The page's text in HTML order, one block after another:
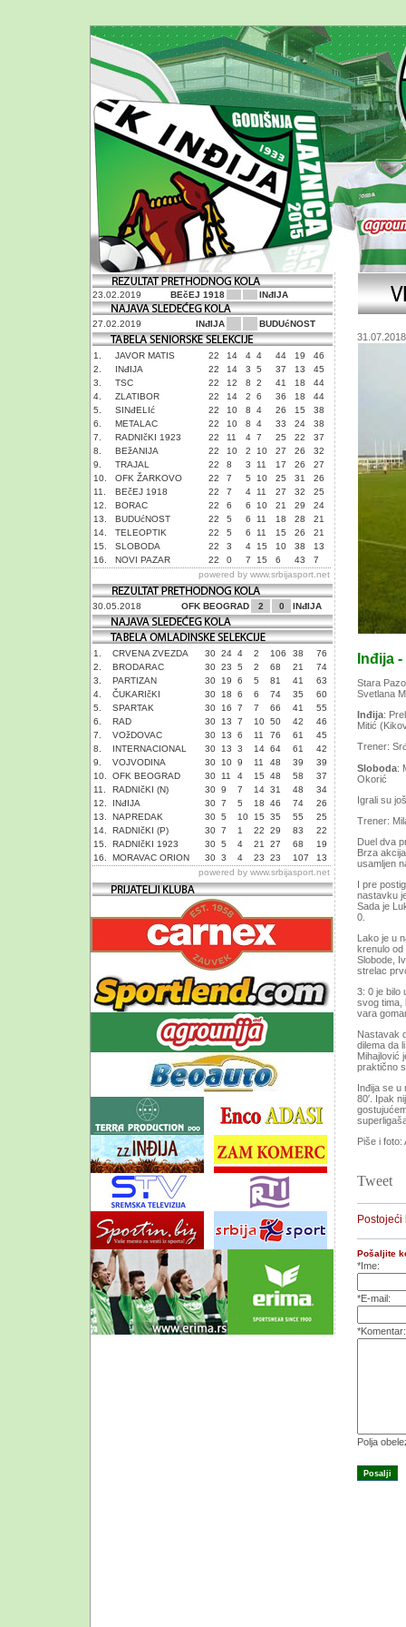
23.02.2019 BEčEJ 1918 INđIJA
27.02.2019 INđIJA BUDUćNOST
1. JAVOR MATIS 22 14 4 4 44 19
46
2.
INđIJA 22 14 3 5 37 13
45
3.
TSC 22 12 8 2 41 18
44
4.
ZLATIBOR 22 14 2 6 36 18
44
5.
SINđELIć 22 10 8 4 26 15
38
6.
METALAC 22 10 8 4 33 24
38
7.
RADNIčKI 1923 22 11 4 7 25 22
37
8.
BEžANIJA 22 10 2 10 27 26
32
9.
TRAJAL 22 8 3 11 17 26
27
10.
OFK ŽARKOVO 22 7 5 10 25 31
26
11.
BEčEJ 1918 22 7 4 11 27 32
25
12.
BORAC 22 6 6 10 21 29
24
13.
BUDUćNOST 22 5 6 11 18 28
21
14.
TELEOPTIK 22 5 6 11 15 26
21
15.
SLOBODA 22 3 4 15 10 38
13
16.
NOVI PAZAR 22 0 7 15 6 43
7
powered by www.srbijasport.net
30.05.2018 OFK BEOGRAD 2 0 INđIJA
1. CRVENA ZVEZDA 30 24 4 2 106 38
76
2.
BRODARAC 30 23 5 2 68 21
74
3.
PARTIZAN 30 19 6 5 81 41
63
4.
ČUKARIčKI 30 18 6 6 74 35
60
5.
SPARTAK 30 16 7 7 66 41
55
6.
RAD 30 13 7 10 50 42
46
7.
VOžDOVAC 30 13 6 11 76 61
45
8.
INTERNACIONAL 30 13 3 14 64 61
42
9.
VOJVODINA 30 10 9 11 48 39
39
10.
OFK BEOGRAD 30 11 4 15 48 58
37
11.
RADNIčKI (N) 30 9 7 14 31 48
34
12.
INđIJA 30 7 5 18 46 74
26
13.
NAPREDAK 30 5 10 15 35 55
25
14.
RADNIčKI (P) 30 7 1 22 29 83
22
15.
RADNIčKI 1923 30 5 4 21 27 68
19
16.
MORAVAC ORION 30 3 4 23 23 107
13
powered by www.srbijasport.net
31.07.2018
Inđija
Stara
Svetlana
Inđija:
Mitić
Trener:
Sloboda:
Okorić
Igrali su
Trener:
Duel dva
Brza
usamljen
I pre
nastavku
Sada je
0.
Lako je u
krenulo od
Slobode,
strelac
3: 0 je bilo
svog tima,
vara
Nastavak
dilema da
Mihajlović
praktično
Inđija se u
80′. Ipak
Piše i foto:
Tweet
Postojeći
Pošaljite
*Ime:
*E-mail:
*Komentar:
Polja